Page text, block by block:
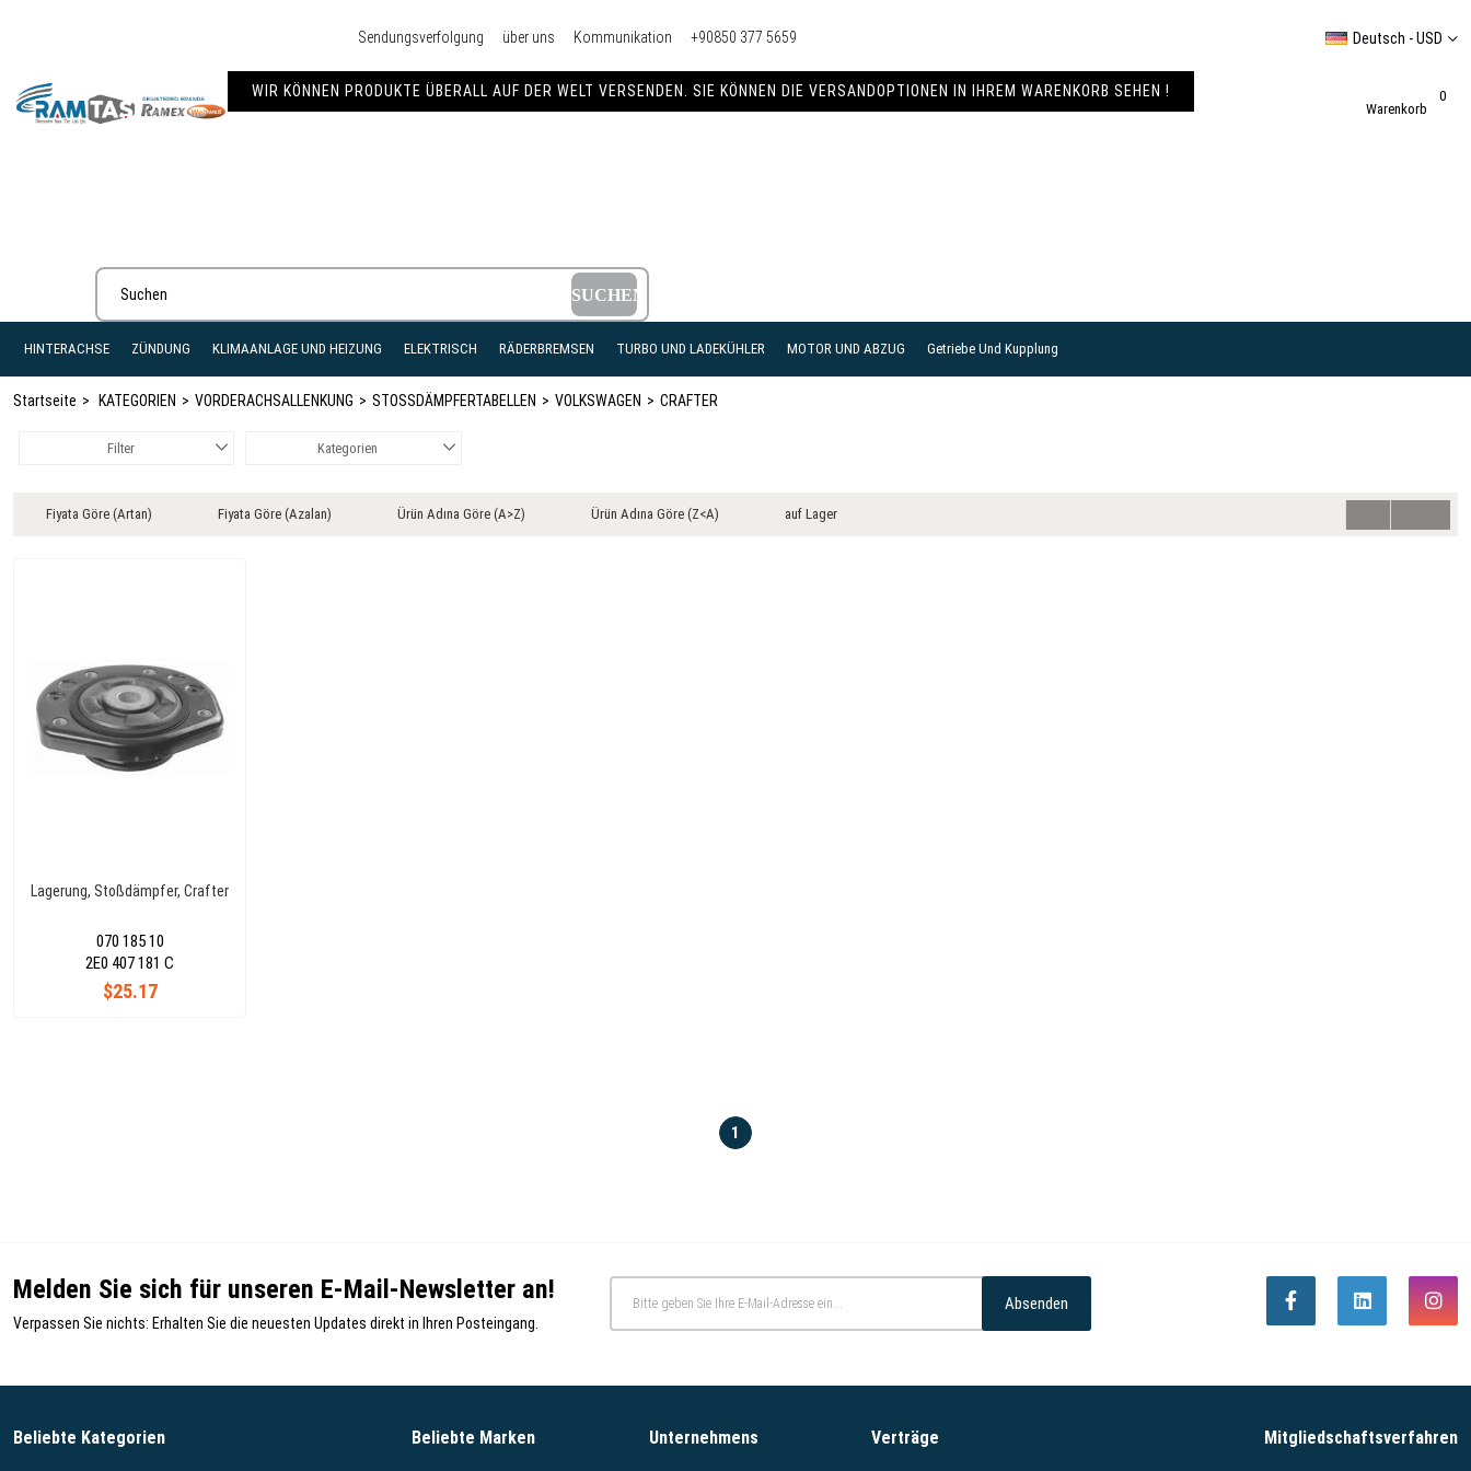
Sendungsverfolgung über uns Kommunikation +90850 377 5659
WIR KÖNNEN PRODUKTE ÜBERALL AUF DER WELT VERSENDEN. SIE KÖNNEN DIE VERSANDOPTIONEN IN IHREM WARENKORB SEHEN !
Deutsch - USD
Warenkorb
0
HINTERACHSE ZÜNDUNG KLIMAANLAGE UND HEIZUNG ELEKTRISCH RÄDERBREMSEN TURBO UND LADEKÜHLER MOTOR UND ABZUG Getriebe Und Kupplung
Startseite KATEGORIEN VORDERACHSALLENKUNG STOSSDÄMPFERTABELLEN VOLKSWAGEN CRAFTER
Filter Kategorien
Fiyata Göre (Artan) Fiyata Göre (Azalan) Ürün Adına Göre (A>Z) Ürün Adına Göre (Z<A) auf Lager
Lagerung, Stoßdämpfer, Crafter
070 185 10
$25.17
2E0 407 181 C
1
Melden Sie sich für unseren E-Mail-Newsletter an!
Verpassen Sie nichts: Erhalten Sie die neuesten Updates direkt in Ihren Posteingang.
Absenden
Beliebte Kategorien Beliebte Marken Unternehmens Verträge Mitgliedschaftsverfahren